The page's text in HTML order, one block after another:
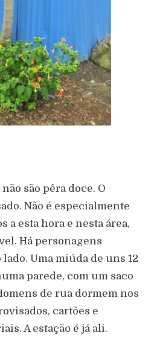
são pêra doce. O
Não é especialmente
a esta hora e nesta área,
Há personagens
Uma miúda de uns 12
parede, com um saco
de rua dormem nos
cartões e
A estação é já ali.